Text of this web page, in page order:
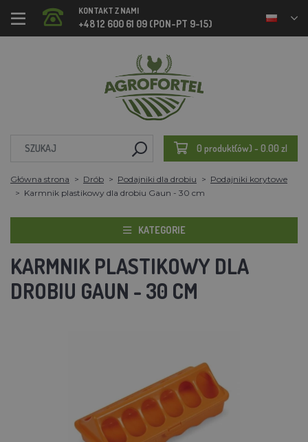
KONTAKT Z NAMI
+48 12 600 61 09 (PON-PT 9-15)
0 produkt(ów) - 0.00 zl
Główna strona Drób Podajniki dla drobiu
Podajniki korytowe
Karmnik plastikowy dla drobiu Gaun - 30 cm
KATEGORIE
KARMNIK PLASTIKOWY DLA
DROBIU GAUN - 30 CM